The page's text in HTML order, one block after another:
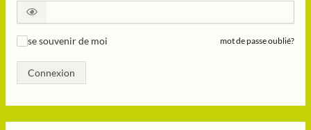
se souvenir de moi mot de passe oublié?
Connexion